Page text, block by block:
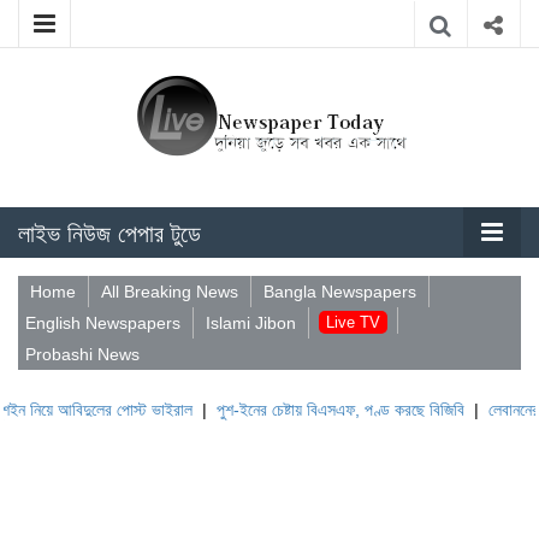
লাইভ নিউজ পেপার টুডে
Home All Breaking News
Bangla Newspapers
English Newspapers
Islami Jibon Live TV
Probashi News
পোস্ট ভাইরাল| পুশ-ইনের চেষ্টায় বিএসএফ, পণ্ড করছে বিজিবি|লেবাননের